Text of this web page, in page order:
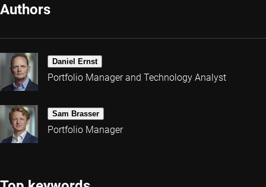
Authors
Daniel Ernst
Portfolio Manager and Technology Analyst
Sam Brasser
Portfolio Manager